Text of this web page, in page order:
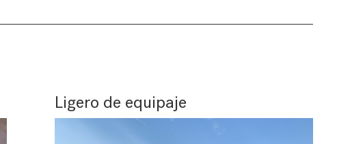
Ligero de equipaje